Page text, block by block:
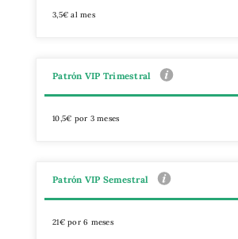
3,5€ al mes
Patrón VIP Trimestral
10,5€ por 3 meses
Patrón VIP Semestral
21€ por 6 meses